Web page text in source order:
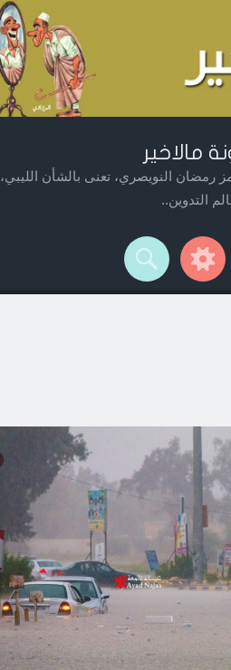
مالاخير
رمضان النويصري، تعنى بالشأن الليبي،
التدوين..